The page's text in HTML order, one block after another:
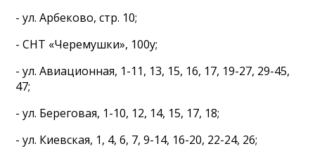
- ул. Арбеково, стр. 10;
- СНТ «Черемушки», 100у;
- ул. Авиационная, 1-11, 13, 15, 16, 17, 19-27, 29-45,
47;
- ул. Береговая, 1-10, 12, 14, 15, 17, 18;
- ул. Киевская, 1, 4, 6, 7, 9-14, 16-20, 22-24, 26;